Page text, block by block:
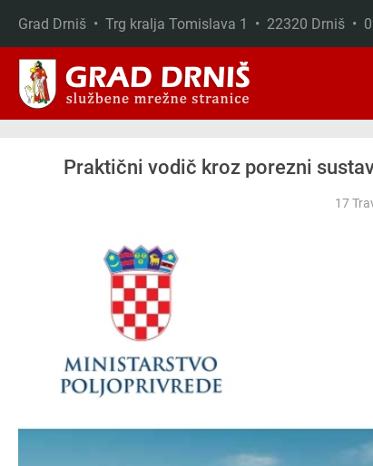
Skip to main content
Grad Drniš • Trg kralja Tomislava 1 • 22320 Drniš •
Praktični vodič kroz porezni
17